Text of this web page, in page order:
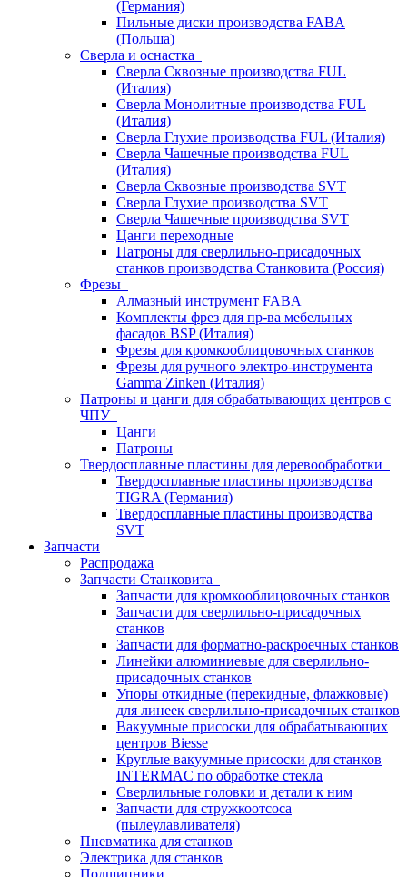
(Германия)
Пильные диски производства FABA
(Польша)
Сверла и оснастка
Сверла Сквозные производства FUL
(Италия)
Сверла Монолитные производства FUL
(Италия)
Сверла Глухие производства FUL (Италия)
Сверла Чашечные производства FUL
(Италия)
Сверла Сквозные производства SVT
Сверла Глухие производства SVT
Сверла Чашечные производства SVT
Цанги переходные
Патроны для сверлильно-присадочных
станков производства Станковита (Россия)
Фрезы
Алмазный инструмент FABA
Комплекты фрез для пр-ва мебельных
фасадов BSP (Италия)
Фрезы для кромкооблицовочных станков
Фрезы для ручного электро-инструмента
Gamma Zinken (Италия)
Патроны и цанги для обрабатывающих центров с
ЧПУ
Цанги
Патроны
Твердосплавные пластины для деревообработки
Твердосплавные пластины производства
TIGRA (Германия)
Твердосплавные пластины производства
SVT
Запчасти
Распродажа
Запчасти Станковита
Запчасти для кромкооблицовочных станков
Запчасти для сверлильно-присадочных
станков
Запчасти для форматно-раскроечных станков
Линейки алюминиевые для сверлильно-
присадочных станков
Упоры откидные (перекидные, флажковые)
для линеек сверлильно-присадочных станков
Вакуумные присоски для обрабатывающих
центров Biesse
Круглые вакуумные присоски для станков
INTERMAC по обработке стекла
Сверлильные головки и детали к ним
Запчасти для стружкоотсоса
(пылеулавливателя)
Пневматика для станков
Электрика для станков
Подшипники